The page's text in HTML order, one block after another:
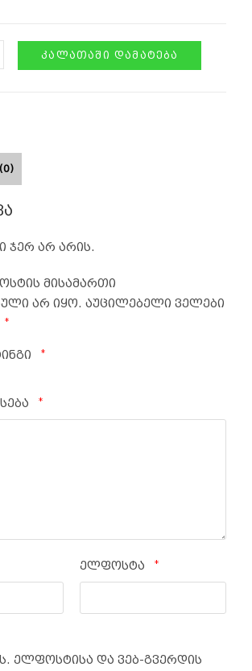
ᲙᲐᲚᲐᲗᲐᲨᲘ ᲓᲐᲛᲐᲢᲔᲑᲐ
ჯერ არ არის.
მისამართი
არ იყო. აუცილებელი ველები
*
*
*
ელფოსტა *
ელფოსტისა და ვებ-გვერდის